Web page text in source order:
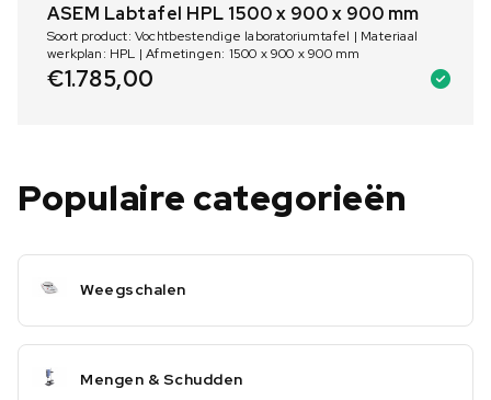
ASEM Labtafel HPL 1500 x 900 x 900 mm
Soort product: Vochtbestendige laboratoriumtafel | Materiaal
werkplan: HPL | Afmetingen: 1500 x 900 x 900 mm
€1.785,00
Populaire categorieën
Weegschalen
Mengen & Schudden